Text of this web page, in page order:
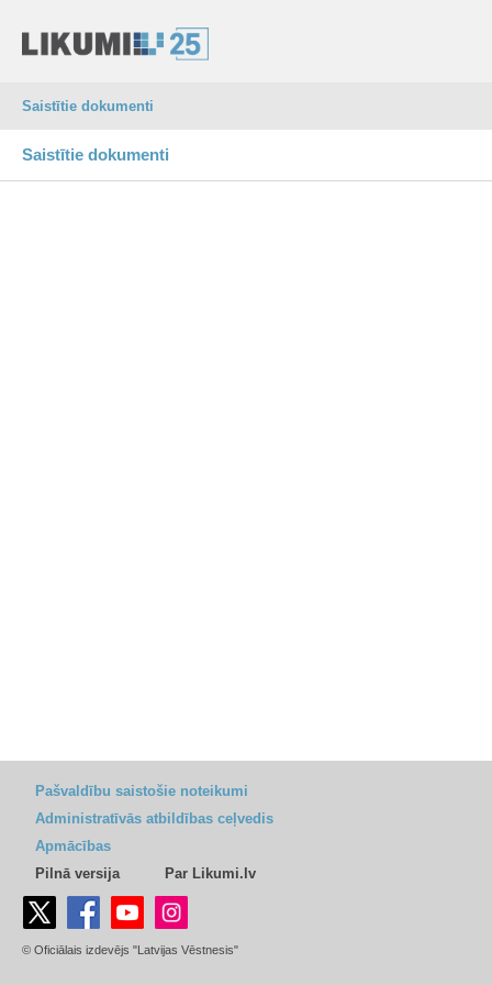
Saistītie dokumenti
Saistītie dokumenti
Pašvaldību saistošie noteikumi
Administratīvās atbildības ceļvedis
Apmācības
Pilnā versija
Par Likumi.lv
© Oficiālais izdevējs "Latvijas Vēstnesis"